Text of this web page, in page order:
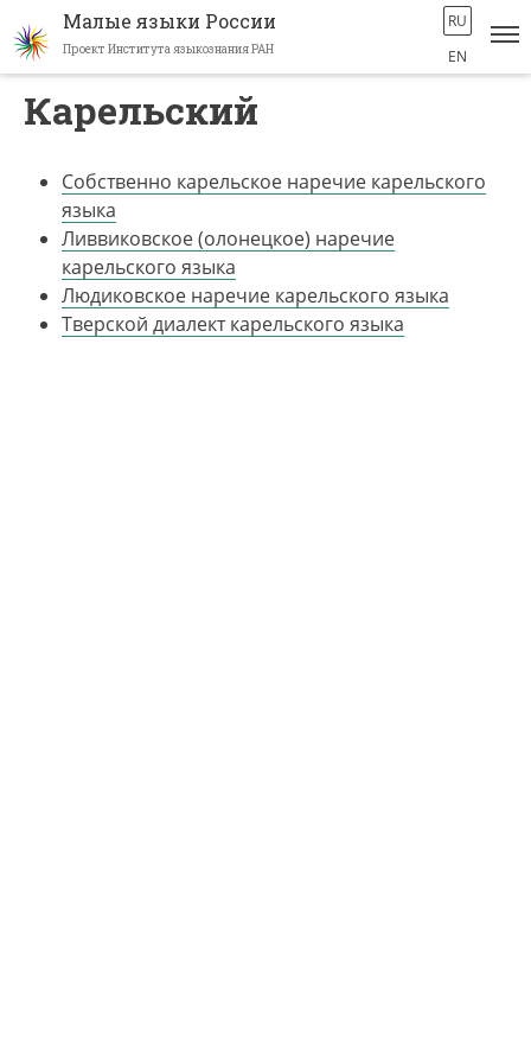
содержанию
Малые языки России
Проект Института языкознания РАН
RU
EN
Карельский
Собственно карельское наречие карельского
языка
Ливвиковское (олонецкое) наречие
карельского языка
Людиковское наречие карельского языка
Тверской диалект карельского языка